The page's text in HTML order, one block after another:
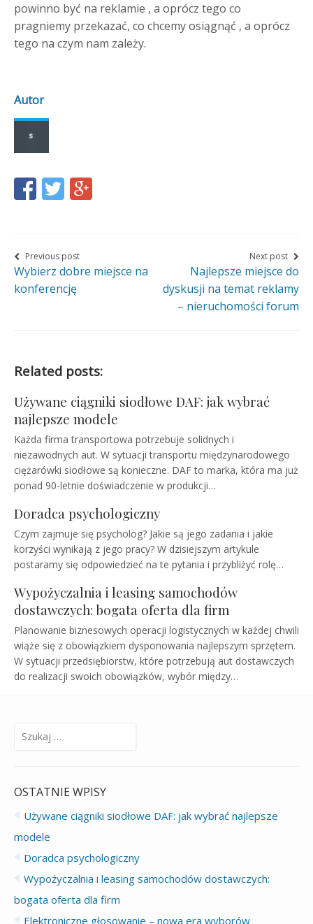
powinno być na reklamie , a oprócz tego co
pragniemy przekazać, co chcemy osiągnąć , a oprócz
tego na czym nam zależy.
Autor
Share
on
Facebook
Share
on
Twitter
Share
on
Google+
Nawigacja
wpisu
Previous post
Wybierz dobre miejsce na
konferencję
Next post
Najlepsze miejsce do
dyskusji na temat reklamy
– nieruchomości forum
Related posts:
Używane ciągniki siodłowe DAF: jak wybrać
najlepsze modele
Każda firma transportowa potrzebuje solidnych i
niezawodnych aut. W sytuacji transportu międzynarodowego
ciężarówki siodłowe są konieczne. DAF to marka, która ma już
ponad 90-letnie doświadczenie w produkcji…
Doradca psychologiczny
Czym zajmuje się psycholog? Jakie są jego zadania i jakie
korzyści wynikają z jego pracy? W dzisiejszym artykule
postaramy się odpowiedzieć na te pytania i przybliżyć rolę…
Wypożyczalnia i leasing samochodów
dostawczych: bogata oferta dla firm
Planowanie biznesowych operacji logistycznych w każdej chwili
wiąże się z obowiązkiem dysponowania najlepszym sprzętem.
W sytuacji przedsiębiorstw, które potrzebują aut dostawczych
do realizacji swoich obowiązków, wybór między…
Szukaj:
OSTATNIE WPISY
Używane ciągniki siodłowe DAF: jak wybrać najlepsze
modele
Doradca psychologiczny
Wypożyczalnia i leasing samochodów dostawczych:
bogata oferta dla firm
Elektroniczne głosowanie – nowa era wyborów